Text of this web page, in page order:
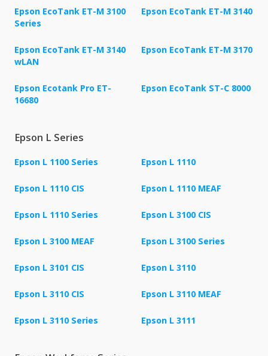
Epson EcoTank ET-M 3100
Series
Epson EcoTank ET-M 3140
Epson EcoTank ET-M 3140
wLAN
Epson EcoTank ET-M 3170
Epson Ecotank Pro ET-
16680
Epson EcoTank ST-C 8000
Epson L Series
Epson L 1100 Series Epson L 1110
Epson L 1110 CIS Epson L 1110 MEAF
Epson L 1110 Series Epson L 3100 CIS
Epson L 3100 MEAF Epson L 3100 Series
Epson L 3101 CIS Epson L 3110
Epson L 3110 CIS Epson L 3110 MEAF
Epson L 3110 Series Epson L 3111